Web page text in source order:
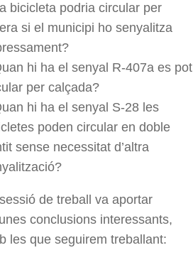
bicicleta podria circular per
si el municipi ho senyalitza
hi ha el senyal R-407a es pot
per calçada?
hi ha el senyal S-28 les
poden circular en doble
sense necessitat d’altra
de treball va aportar
conclusions interessants,
les que seguirem treballant: